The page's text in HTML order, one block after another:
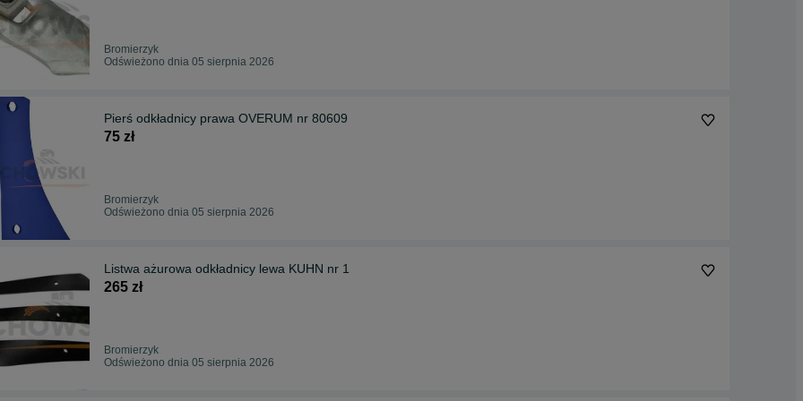
Bromierzyk
Odświeżono dnia 05 sierpnia 2026
Pierś odkładnicy prawa OVERUM nr 80609
75 zł
Bromierzyk
Odświeżono dnia 05 sierpnia 2026
Listwa ażurowa odkładnicy lewa KUHN nr 1
265 zł
Bromierzyk
Odświeżono dnia 05 sierpnia 2026